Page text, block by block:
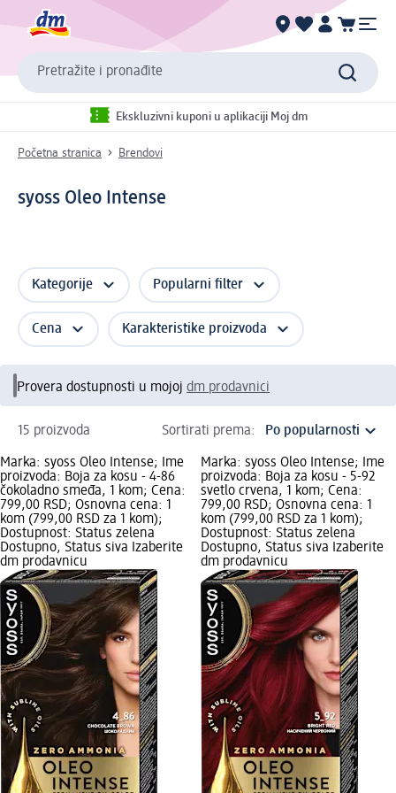
Pretražite i pronađite
Ekskluzivni kuponi u aplikaciji Moj dm
Početna stranica Brendovi
syoss Oleo Intense
Kategorije Popularni filter
Cena Karakteristike proizvoda
Provera dostupnosti u mojoj dm prodavnici
15 proizvoda Sortirati prema:
Marka: syoss Oleo Intense; Ime
proizvoda: Boja za kosu - 4-86
čokoladno smeđa, 1 kom; Cena:
799,00 RSD; Osnovna cena: 1
kom (799,00 RSD za 1 kom);
Dostupnost: Status zelena
Dostupno, Status siva Izaberite
dm prodavnicu
Marka: syoss Oleo Intense; Ime
proizvoda: Boja za kosu - 5-92
svetlo crvena, 1 kom; Cena:
799,00 RSD; Osnovna cena: 1
kom (799,00 RSD za 1 kom);
Dostupnost: Status zelena
Dostupno, Status siva Izaberite
dm prodavnicu